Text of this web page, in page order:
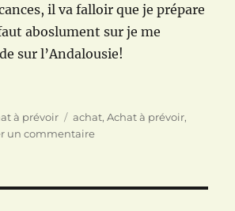
il va falloir que je prépare
aboslument sur je me
sur l’Andalousie!
à prévoir Étiquettes
achat,Achat à prévoir,
un commentairesur